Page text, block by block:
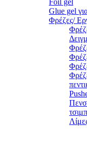
Glue gel
Φρέζες/